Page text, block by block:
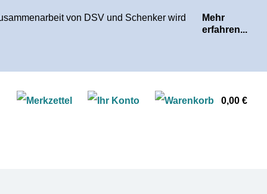
von DSV und Schenker wird
Mehr
erfahren...
0,00 €